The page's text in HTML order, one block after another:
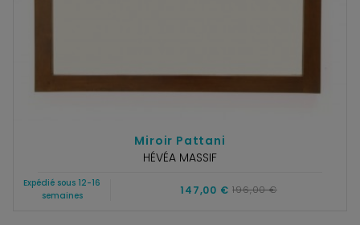
Miroir Pattani
HÉVÉA MASSIF
Expédié sous 12-16
semaines
147,00 € 196,00 €